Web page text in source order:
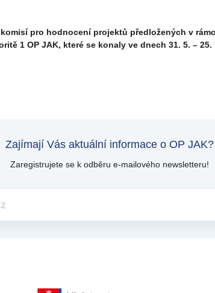
pro hodnocení projektů předložených v
1 OP JAK, které se konaly ve dnech 31. 5. – 25.
Zajímají Vás aktuální informace o OP JAK?
Zaregistrujete se k odběru e-mailového newsletteru!